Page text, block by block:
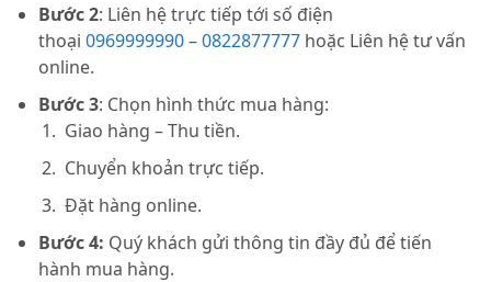
Bước 2: Liên hệ trực tiếp tới số điện
thoại 0969999990–0822877777 hoặc Liên hệ tư vấn
online.
Bước 3: Chọn hình thức mua hàng:
Giao hàng – Thu tiền.
Chuyển khoản trực tiếp.
Đặt hàng online.
Bước 4: Quý khách gửi thông tin đầy đủ để tiến
hành mua hàng.